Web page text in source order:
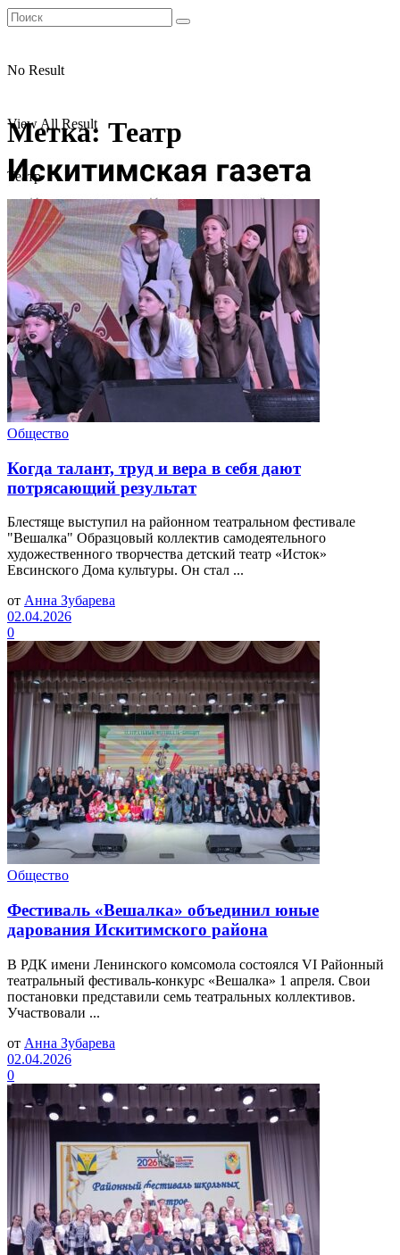
No Result
View All Result
Метка: Театр
Театр
Общество
Когда талант, труд и вера в себя дают
потрясающий результат
Блестяще выступил на районном театральном фестивале
"Вешалка" Образцовый коллектив самодеятельного
художественного творчества детский театр «Исток»
Евсинского Дома культуры. Он стал ...
от Анна Зубарева
02.04.2026
0
Общество
Фестиваль «Вешалка» объединил юные
дарования Искитимского района
В РДК имени Ленинского комсомола состоялся VI Районный
театральный фестиваль-конкурс «Вешалка» 1 апреля. Свои
постановки представили семь театральных коллективов.
Участвовали ...
от Анна Зубарева
02.04.2026
0